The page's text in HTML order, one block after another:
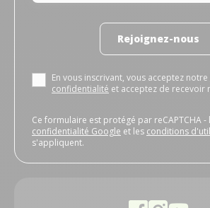
Rejoignez-nous
En vous inscrivant, vous acceptez notre
confidentialité et acceptez de recevoir
Ce formulaire est protégé par reCAPTCHA -
confidentialité Google et les conditions
s'appliquent.